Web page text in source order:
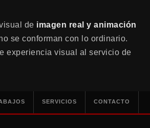
de imagen real y animación
se conforman con lo ordinario.
experiencia visual al servicio de
SERVICIOS CONTACTO